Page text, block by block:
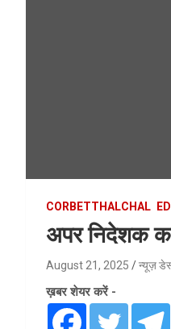
CORBETTHALCHAL
अपर निदेशक
August 21, 2025 न्यूज़
ख़बर शेयर करें -